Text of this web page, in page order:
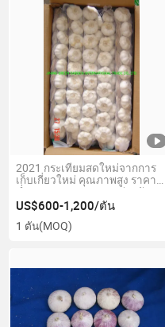
2021 กระเทียมสดใหม่จากการ
เก็บเกี่ยวใหม่ คุณภาพสูง ราคา
ต่ำสุด ขนาดบรรจุแตกต่างกัน
ขนาดแตกต่างกัน จัดส่งตรงจาก
โรงงาน ขายส่งจากจีน กระเทียม
เปียกสดใหม่ในถุง
US$600-1,200/ตัน
1 ตัน(MOQ)